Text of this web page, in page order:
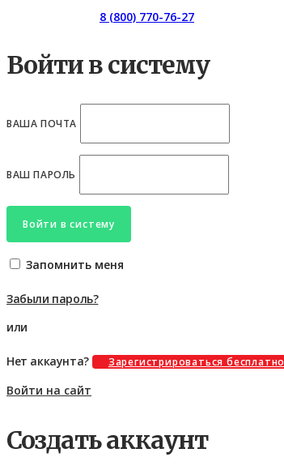
8 (800) 770-76-27
Войти в систему
ВАША ПОЧТА
ВАШ ПАРОЛЬ
Войти в систему
Запомнить меня
Забыли пароль?
или
Нет аккаунта? Зарегистрироваться бесплатно
Войти на сайт
Создать аккаунт